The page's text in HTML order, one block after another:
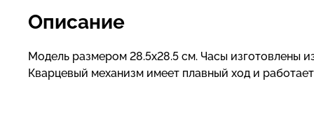
Описание
Модель размером 28.5х28.5 см. Часы изготовлены
Кварцевый механизм имеет плавный ход и